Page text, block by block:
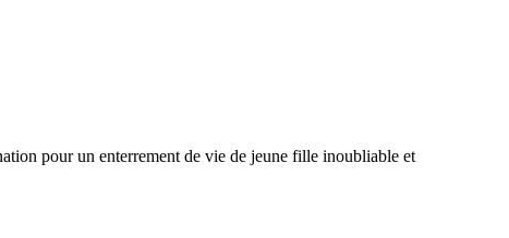
pour un enterrement de vie de jeune fille inoubliable et